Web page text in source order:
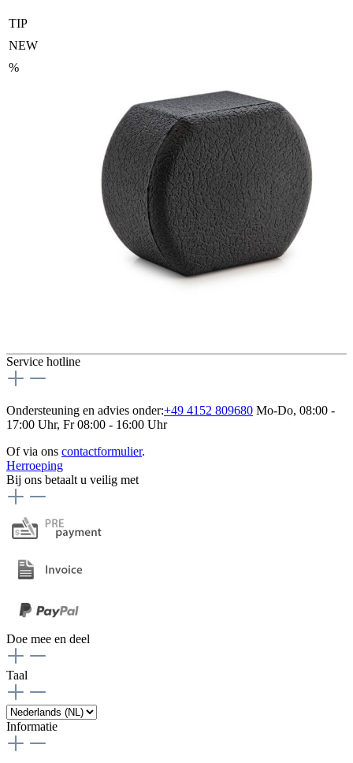
TIP
NEW
%
Service hotline
Ondersteuning en advies onder:+49 4152 809680 Mo-Do, 08:00 -
17:00 Uhr, Fr 08:00 - 16:00 Uhr
Of via ons contactformulier.
Herroeping
Bij ons betaalt u veilig met
Doe mee en deel
Taal
Informatie